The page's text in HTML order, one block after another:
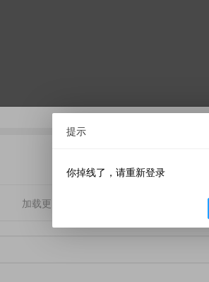
加载更多
提示
你掉线了，请重新登录